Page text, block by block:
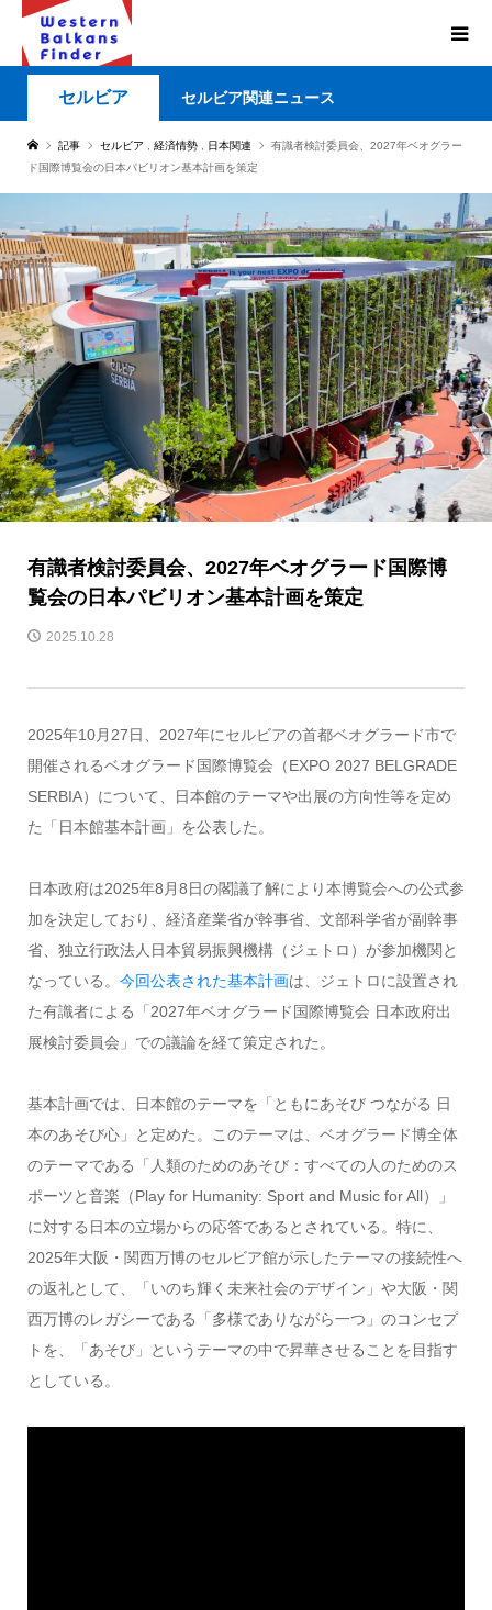
セルビア セルビア関連ニュース
記事 セルビア 経済情勢 日本関連
有識者検討委員会、2027年ベオグラー
ド国際博覧会の日本パビリオン基本計画を策定
有識者検討委員会、2027年ベオグラード国際博
覧会の日本パビリオン基本計画を策定
2025.10.28
2025年10月27日、2027年にセルビアの首都ベオグラード市で
開催されるベオグラード国際博覧会（EXPO 2027 BELGRADE
SERBIA）について、日本館のテーマや出展の方向性等を定め
た「日本館基本計画」を公表した。
日本政府は2025年8月8日の閣議了解により本博覧会への公式参
加を決定しており、経済産業省が幹事省、文部科学省が副幹事
省、独立行政法人日本貿易振興機構（ジェトロ）が参加機関と
なっている。 今回公表された基本計画は、ジェトロに設置され
た有識者による「2027年ベオグラード国際博覧会 日本政府出
展検討委員会」での議論を経て策定された。
基本計画では、日本館のテーマを「ともにあそび つながる 日
本のあそび心」と定めた。このテーマは、ベオグラード博全体
のテーマである「人類のためのあそび：すべての人のためのス
ポーツと音楽（Play for Humanity: Sport and Music for All）」
に対する日本の立場からの応答であるとされている。特に、
2025年大阪・関西万博のセルビア館が示したテーマの接続性へ
の返礼として、「いのち輝く未来社会のデザイン」や大阪・関
西万博のレガシーである「多様でありながら一つ」のコンセプ
トを、「あそび」というテーマの中で昇華させることを目指す
としている。